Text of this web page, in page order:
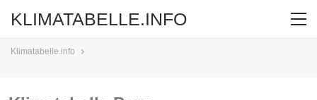
KLIMATABELLE.INFO
Klimatabelle.info